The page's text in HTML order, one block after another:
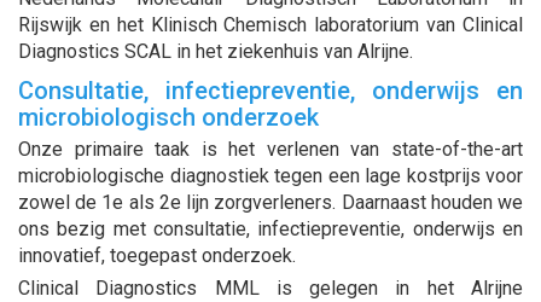
Rijswijk en het Klinisch Chemisch laboratorium van Clinical
Diagnostics SCAL in het ziekenhuis van Alrijne.
Consultatie, infectiepreventie, onderwijs en
microbiologisch onderzoek
Onze primaire taak is het verlenen van state-of-the-art
microbiologische diagnostiek tegen een lage kostprijs voor
zowel de 1e als 2e lijn zorgverleners. Daarnaast houden we
ons bezig met consultatie, infectiepreventie, onderwijs en
innovatief, toegepast onderzoek.
Clinical Diagnostics MML is gelegen in het Alrijne